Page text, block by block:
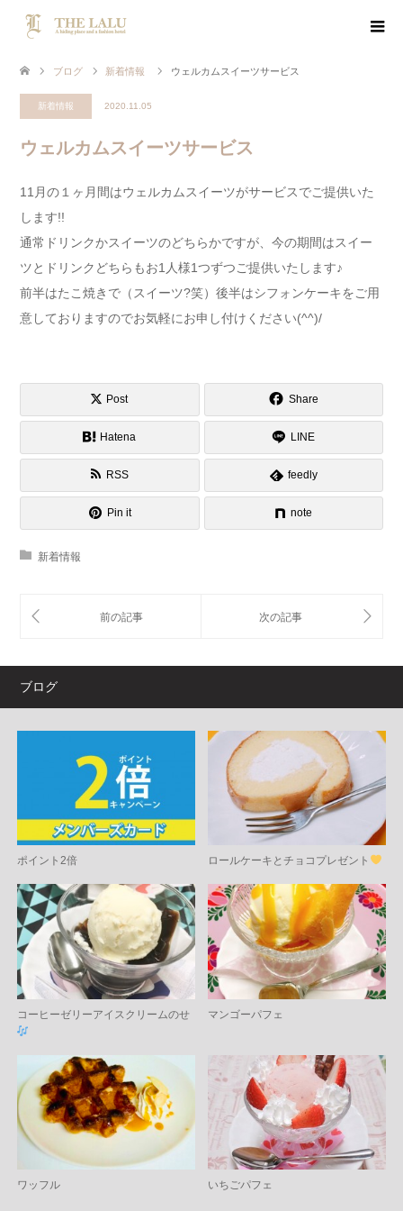
ブログ 新着情報 ウェルカムスイーツサービス
新着情報 2020.11.05
ウェルカムスイーツサービス
11月の１ヶ月間はウェルカムスイーツがサービスでご提供いた
します!!
通常ドリンクかスイーツのどちらかですが、今の期間はスイー
ツとドリンクどちらもお1人様1つずつご提供いたします♪
前半はたこ焼きで（スイーツ?笑）後半はシフォンケーキをご用
意しておりますのでお気軽にお申し付けください(^^)/
Post Share
Hatena LINE
RSS feedly
Pin it note
新着情報
ブログ
ポイント2倍 ロールケーキとチョコプレゼント
コーヒーゼリーアイスクリームのせ マンゴーパフェ
ワッフル いちごパフェ